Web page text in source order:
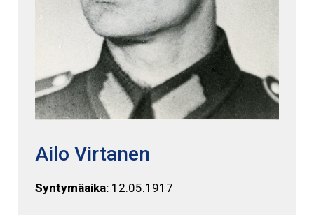
Ailo Virtanen
Syntymäaika: 12.05.1917